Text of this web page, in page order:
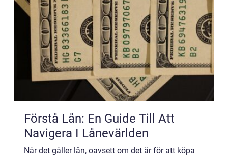
Förstå Lån: En Guide Till Att
Navigera I Lånevärlden
När det gäller lån, oavsett om det är för att köpa